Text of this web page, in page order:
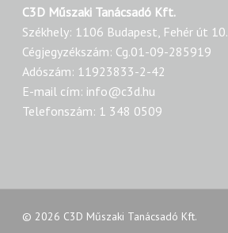
C3D Műszaki Tanácsadó Kft.
Székhely: 1106 Budapest, Fehér út 10.
Cégjegyzékszám: Cg.01-09-285919
Adószám: 11923833-2-42
E-mail cím: info@c3d.hu
Telefonszám: 1 348 0509
© 2026 C3D Műszaki Tanácsadó Kft.